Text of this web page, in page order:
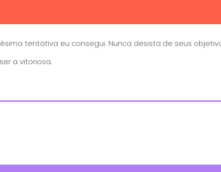
tentativa eu consegui. Nunca desista de seus
a vitoriosa.